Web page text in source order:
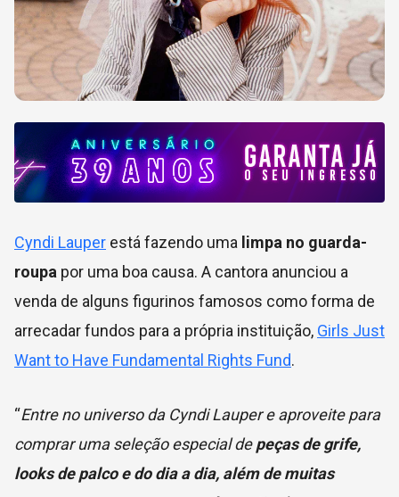
Cyndi Lauper está fazendo uma limpa no guarda-
roupa por uma boa causa. A cantora anunciou a
venda de alguns figurinos famosos como forma de
arrecadar fundos para a própria instituição, Girls Just
Want to Have Fundamental Rights Fund.
“Entre no universo da Cyndi Lauper e aproveite para
comprar uma seleção especial depeças de grife,
looks de palco e do dia a dia, além de muitas